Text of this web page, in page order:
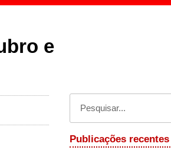
e
Publicações recentes